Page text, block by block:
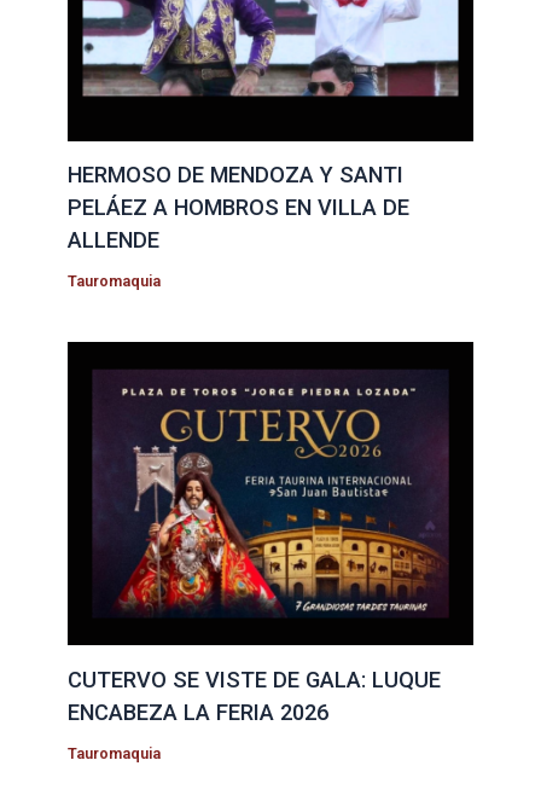
HERMOSO DE MENDOZA Y SANTI
PELÁEZ A HOMBROS EN VILLA DE
ALLENDE
Tauromaquia
CUTERVO SE VISTE DE GALA: LUQUE
ENCABEZA LA FERIA 2026
Tauromaquia